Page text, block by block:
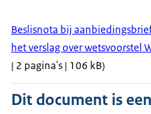
Beslisnota bij
het verslag over wetsvoorstel
| 2 pagina's | 106 kB)
Dit document is